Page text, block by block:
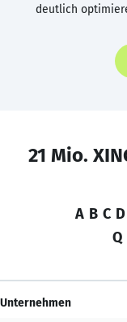
deutlich
21 Mio.
A B C D
Q
Unternehmen